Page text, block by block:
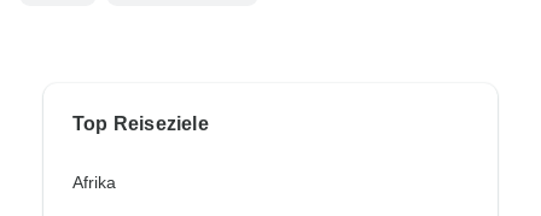
Top Reiseziele
Afrika